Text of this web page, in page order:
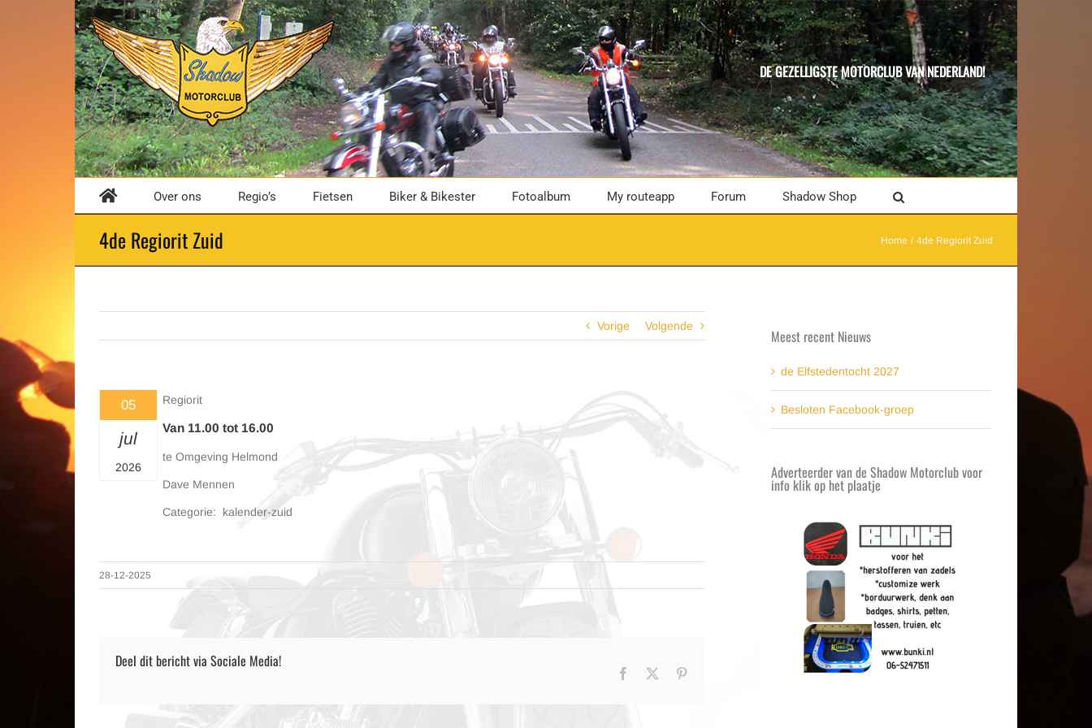
DE GEZELLIGSTE MOTORCLUB VAN NEDERLAND!
Over ons Regio’s Fietsen Biker & Bikester Fotoalbum My routeapp Forum Shadow Shop
4de Regiorit Zuid Home 4de Regiorit Zuid
Vorige Volgende
05
jul
2026
Regiorit
Van 11.00 tot 16.00
te Omgeving Helmond
Dave Mennen
Categorie: kalender-zuid
28-12-2025
Deel dit bericht via Sociale Media!
Facebook
Meest recent Nieuws
de Elfstedentocht 2027
Besloten Facebook-groep
Adverteerder van de Shadow Motorclub voor
info klik op het plaatje